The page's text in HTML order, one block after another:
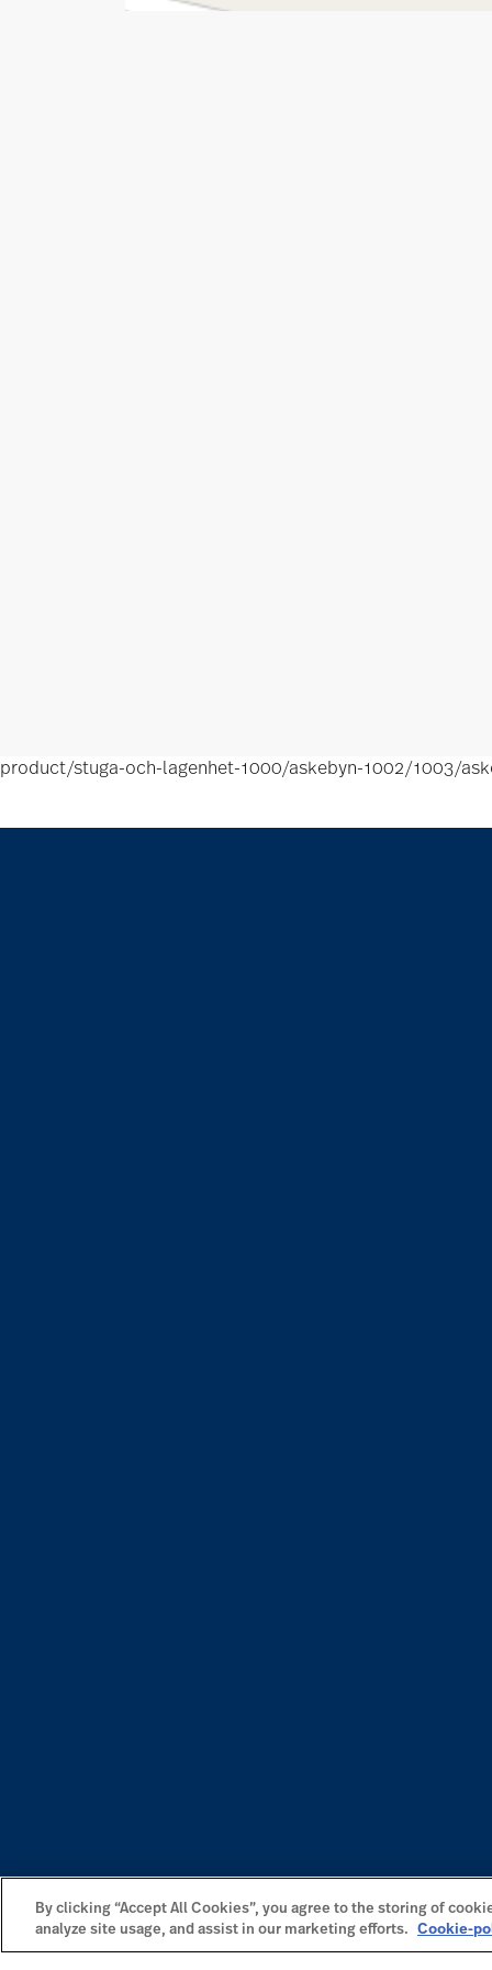
product/stuga-och-lagenhet-1000/askebyn-1002/1003/
By clicking “Accept All Cookies”, you agree to the storing of
analyze site usage, and assist in our marketing efforts.
Cookie-